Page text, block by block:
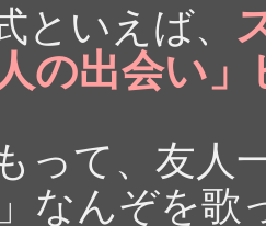
といえば、
人の出会い
って、友人
なんぞを歌